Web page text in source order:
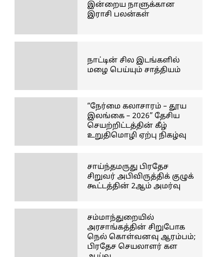
இன்றைய நாளுக்கான
இராசி பலன்கள்
நாட்டின் சில இடங்களில்
மழை பெய்யும் சாத்தியம்
“நேர்மை கலாசாரம் – தூய
இலங்கை – 2026” தேசிய
செயற்றிட்டத்தின் கீழ்
உறுதிமொழி ஏற்பு நிகழ்வு
சாய்ந்தமருது பிரதேச
சிறுவர் அபிவிருத்திக் குழுக்
கூட்டத்தின் 2ஆம் அமர்வு
சம்மாந்துறையில்
அரசாங்கத்தின் சிறுபோக
நெல் கொள்வனவு ஆரம்பம்;
பிரதேச செயலாளர் கள